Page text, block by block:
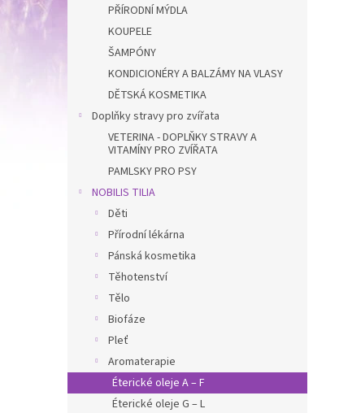
PŘÍRODNÍ MÝDLA
KOUPELE
ŠAMPÓNY
KONDICIONÉRY A BALZÁMY NA VLASY
DĚTSKÁ KOSMETIKA
Doplňky stravy pro zvířata
VETERINA - DOPLŇKY STRAVY A
VITAMÍNY PRO ZVÍŘATA
PAMLSKY PRO PSY
NOBILIS TILIA
Děti
Přírodní lékárna
Pánská kosmetika
Těhotenství
Tělo
Biofáze
Pleť
Aromaterapie
Éterické oleje A – F
Éterické oleje G – L